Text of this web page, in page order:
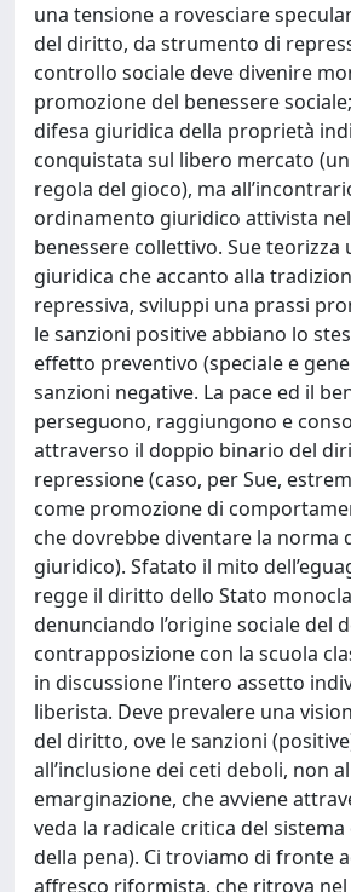
una tensione a rovesciare
del diritto, da strumento di
controllo sociale deve divenire
promozione del benessere
difesa giuridica della proprietà
conquistata sul libero mercato
regola del gioco), ma
ordinamento giuridico attivista
benessere collettivo. Sue teorizza
giuridica che accanto alla
repressiva, sviluppi una prassi
le sanzioni positive abbiano lo
effetto preventivo (speciale e
sanzioni negative. La pace ed il
perseguono, raggiungono e
attraverso il doppio binario del
repressione (caso, per Sue,
come promozione di
che dovrebbe diventare la norma
giuridico). Sfatato il mito
regge il diritto dello Stato
denunciando l’origine sociale del
contrapposizione con la scuola
in discussione l’intero assetto
liberista. Deve prevalere una
del diritto, ove le sanzioni
all’inclusione dei ceti deboli, non
emarginazione, che avviene
veda la radicale critica del
della pena). Ci troviamo di fronte
affresco riformista, che ritrova